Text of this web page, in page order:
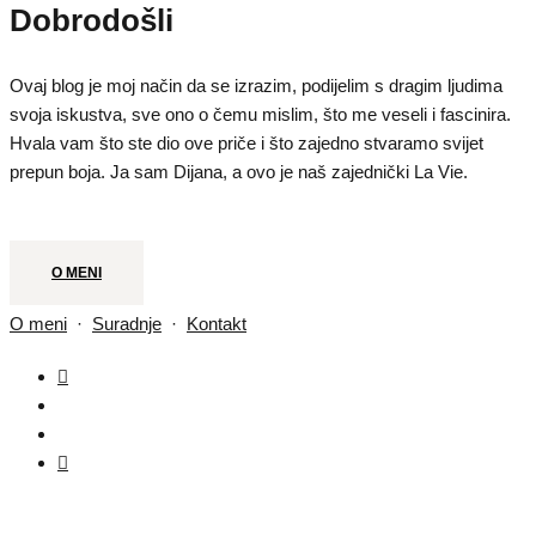
Dobrodošli
Ovaj blog je moj način da se izrazim, podijelim s dragim ljudima
svoja iskustva, sve ono o čemu mislim, što me veseli i fascinira.
Hvala vam što ste dio ove priče i što zajedno stvaramo svijet
prepun boja. Ja sam Dijana, a ovo je naš zajednički La Vie.
O MENI
O meni · Suradnje · Kontakt